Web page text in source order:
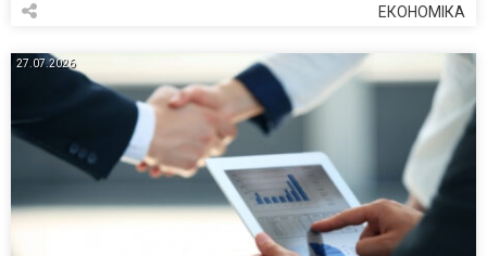
ЕКОНОМІКА
27.07.2026